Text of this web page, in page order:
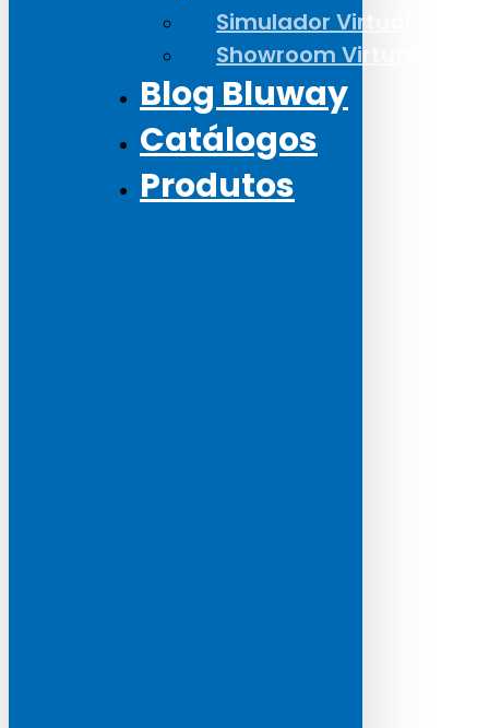
Simulador Virtual
Showroom Virtual
Blog Bluway
Catálogos
Produtos